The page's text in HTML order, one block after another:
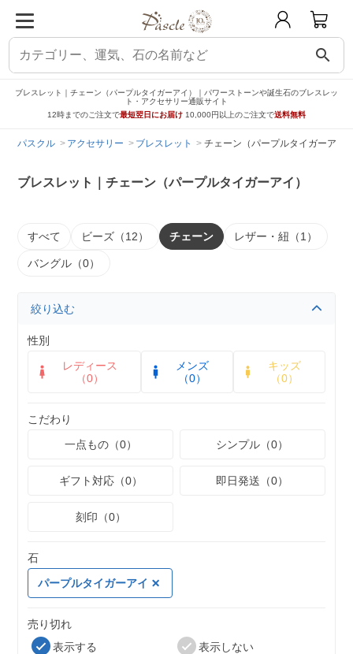
search
ブレスレット｜チェーン（パープルタイガーアイ）｜パワーストーンや誕生石のブレスレッ
ト・アクセサリー通販サイト
12時までのご注文で最短翌日にお届け 10,000円以上のご注文で送料無料
パスクル アクセサリー ブレスレット チェーン（パープルタイガーアイ
ブレスレット｜チェーン（パープルタイガーアイ）
すべて ビーズ（12） チェーン レザー・紐（1）
バングル（0）
絞り込む
性別
レディース
（0）
メンズ
（0）
キッズ
（0）
こだわり
一点もの（0）
シンプル（0）
ギフト対応（0） 即日発送（0）
刻印（0）
石
パープルタイガーアイ
売り切れ
表示する
表示しない